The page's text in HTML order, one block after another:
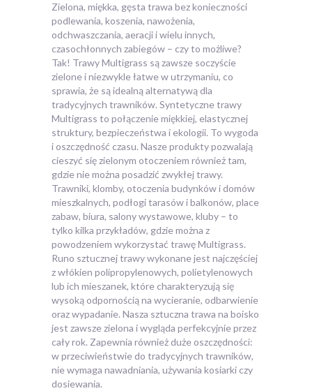
Zielona, miękka, gęsta trawa bez konieczności
podlewania, koszenia, nawożenia,
odchwaszczania, aeracji i wielu innych,
czasochłonnych zabiegów – czy to możliwe?
Tak! Trawy Multigrass są zawsze soczyście
zielone i niezwykle łatwe w utrzymaniu, co
sprawia, że są idealną alternatywą dla
tradycyjnych trawników. Syntetyczne trawy
Multigrass to połączenie miękkiej, elastycznej
struktury, bezpieczeństwa i ekologii. To wygoda
i oszczędność czasu. Nasze produkty pozwalają
cieszyć się zielonym otoczeniem również tam,
gdzie nie można posadzić zwykłej trawy.
Trawniki, klomby, otoczenia budynków i domów
mieszkalnych, podłogi tarasów i balkonów, place
zabaw, biura, salony wystawowe, kluby – to
tylko kilka przykładów, gdzie można z
powodzeniem wykorzystać trawę Multigrass.
Runo sztucznej trawy wykonane jest najczęściej
z włókien polipropylenowych, polietylenowych
lub ich mieszanek, które charakteryzują się
wysoką odpornością na wycieranie, odbarwienie
oraz wypadanie. Nasza sztuczna trawa na boisko
jest zawsze zielona i wygląda perfekcyjnie przez
cały rok. Zapewnia również duże oszczędności:
w przeciwieństwie do tradycyjnych trawników,
nie wymaga nawadniania, używania kosiarki czy
dosiewania.